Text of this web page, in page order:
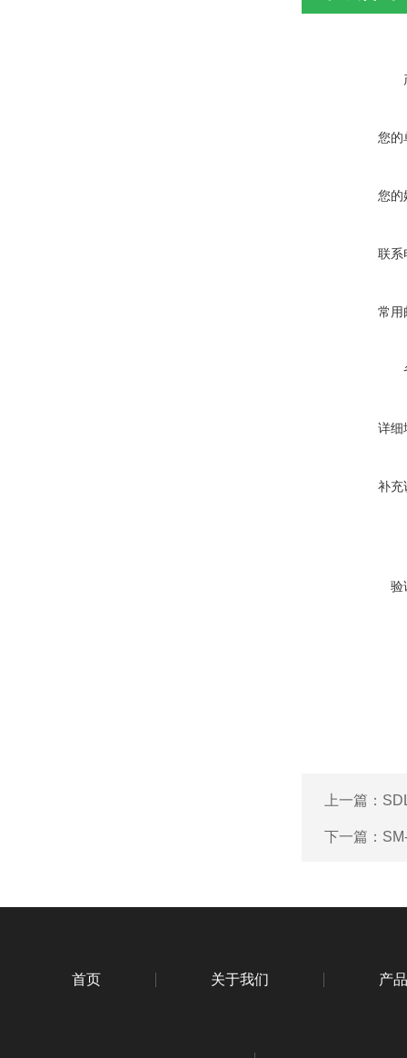
您的
您的
联系
常用
详细
补充
验
上一篇：
下一篇：
首页 关于我们 产